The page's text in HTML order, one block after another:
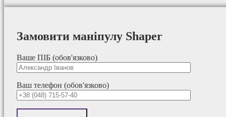
Замовити маніпулу Shaper
Ваше ПІБ (обов'язково)
Ваш телефон (обов'язково)